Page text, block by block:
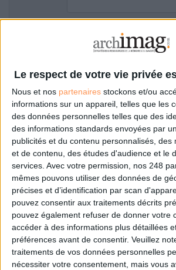
Le respect de votre vie privée
Nous et nos partenaires stockons et/ou
informations sur un appareil, telles que les
des données personnelles telles que des
des informations standards envoyées par
publicités et du contenu personnalisés, des
et de contenu, des études d'audience et le
services. Avec votre permission, nos 248
mêmes pouvons utiliser des données de
précises et d’identification par scan
pouvez consentir aux traitements décrits
pouvez également refuser de donner votre
accéder à des informations plus détaillées
préférences avant de consentir. Veuillez
traitements de vos données personnelles
nécessiter votre consentement, mais vous
LES LIVRES BLANCS
LES SUPPLÉMENTS
NOS OFFRES D'ABONNEMENTS
Filtre anti-spam
Mot de passe oublié ?
Pas encore de
Je m'inscris pour
ou déposer mon